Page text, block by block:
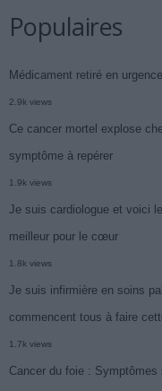
Populaires
Médicament retiré en
2.9k views
Ce cancer mortel explose
symptôme à repérer
1.9k views
Je suis cardiologue et voici
meilleur pour le cœur
1.8k views
Je suis infirmière en soins
commencent tous à faire
1.7k views
Cancer du foie :